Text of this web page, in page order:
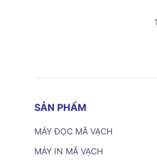
SẢN PHẨM
MÁY ĐỌC MÃ VẠCH
MÁY IN MÃ VẠCH